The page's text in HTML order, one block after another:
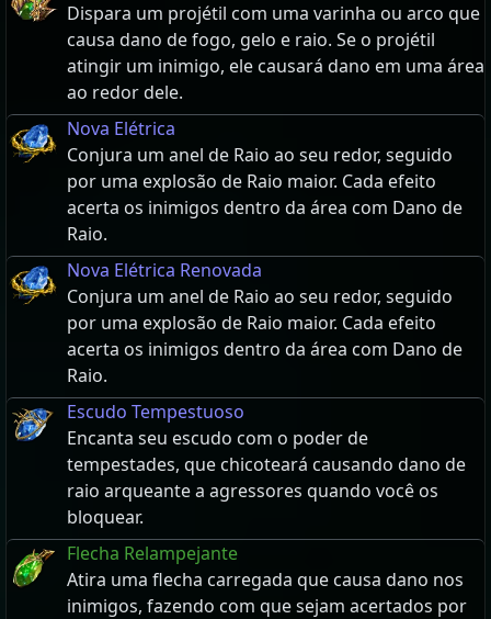
Dispara um projétil com uma varinha ou arco que
causa dano de fogo, gelo e raio. Se o projétil
atingir um inimigo, ele causará dano em uma área
ao redor dele.
Nova Elétrica
Conjura um anel de Raio ao seu redor, seguido
por uma explosão de Raio maior. Cada efeito
acerta os inimigos dentro da área com Dano de
Raio.
Nova Elétrica Renovada
Conjura um anel de Raio ao seu redor, seguido
por uma explosão de Raio maior. Cada efeito
acerta os inimigos dentro da área com Dano de
Raio.
Escudo Tempestuoso
Encanta seu escudo com o poder de
tempestades, que chicoteará causando dano de
raio arqueante a agressores quando você os
bloquear.
Flecha Relampejante
Atira uma flecha carregada que causa dano nos
inimigos, fazendo com que sejam acertados por